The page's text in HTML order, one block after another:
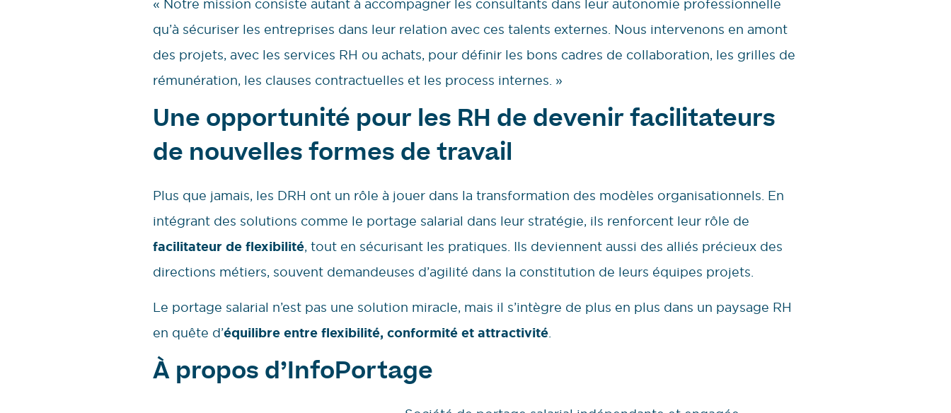
« Notre mission consiste autant à accompagner les consultants dans leur autonomie professionnelle
qu’à sécuriser les entreprises dans leur relation avec ces talents externes. Nous intervenons en amont
des projets, avec les services RH ou achats, pour définir les bons cadres de collaboration, les grilles de
rémunération, les clauses contractuelles et les process internes. »
Une opportunité pour les RH de devenir facilitateurs
de nouvelles formes de travail
Plus que jamais, les DRH ont un rôle à jouer dans la transformation des modèles organisationnels. En
intégrant des solutions comme le portage salarial dans leur stratégie, ils renforcent leur rôle de
facilitateur de flexibilité, tout en sécurisant les pratiques. Ils deviennent aussi des alliés précieux des
directions métiers, souvent demandeuses d’agilité dans la constitution de leurs équipes projets.
Le portage salarial n’est pas une solution miracle, mais il s’intègre de plus en plus dans un paysage RH
en quête d’équilibre entre flexibilité, conformité et attractivité.
À propos d’InfoPortage